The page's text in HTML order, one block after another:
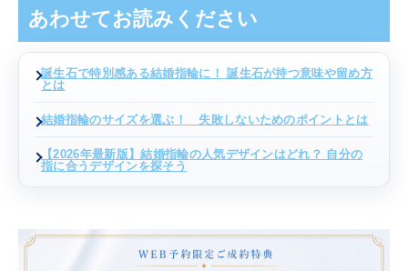
あわせてお読みください
誕生石で特別感ある結婚指輪に！ 誕生石が持つ意味や留め方
とは
結婚指輪のサイズを選ぶ！ 失敗しないためのポイントとは
【2026年最新版】結婚指輪の人気デザインはどれ？ 自分の
指に合うデザインを探そう